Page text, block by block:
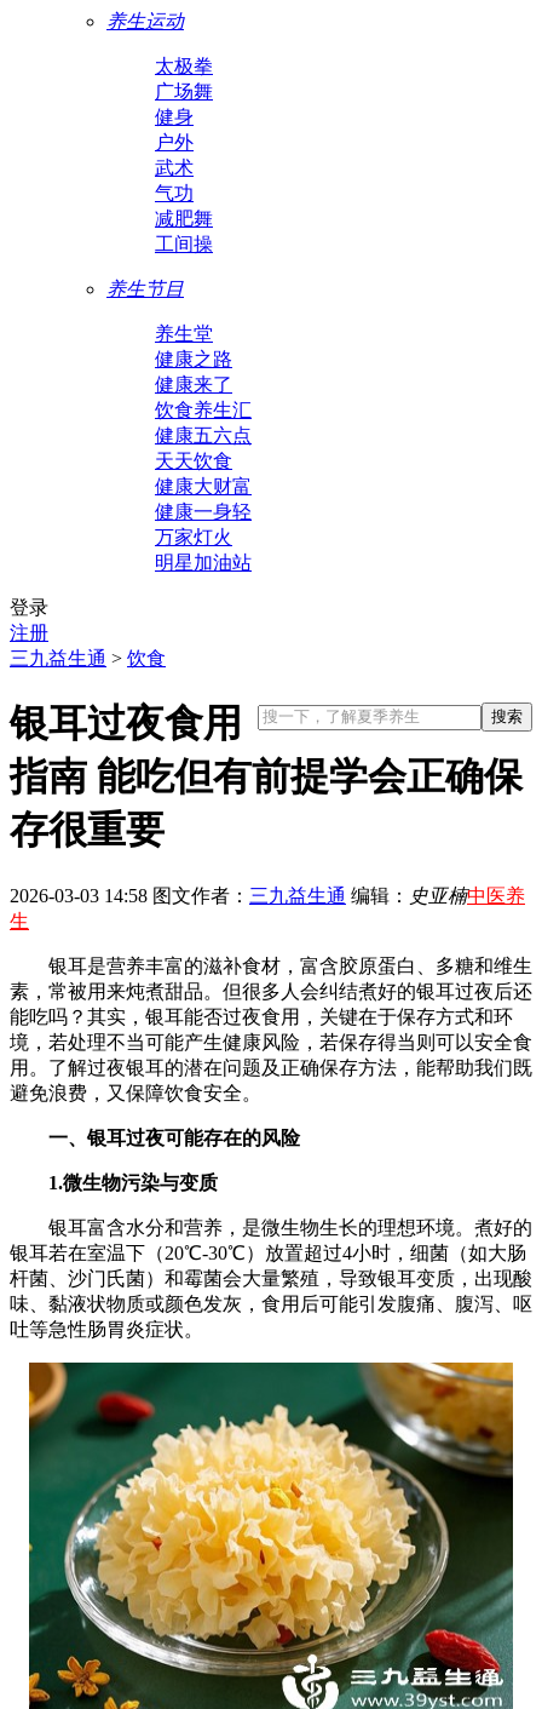
养生运动
太极拳
广场舞
健身
户外
武术
气功
减肥舞
工间操
养生节目
养生堂
健康之路
健康来了
饮食养生汇
健康五六点
天天饮食
健康大财富
健康一身轻
万家灯火
明星加油站
登录
注册
三九益生通 > 饮食
银耳过夜食用
指南 能吃但有前提学会正确保
存很重要
2026-03-03 14:58 图文作者： 三九益生通 编辑： 史亚楠中医养
生
银耳是营养丰富的滋补食材，富含胶原蛋白、多糖和维生
素，常被用来炖煮甜品。但很多人会纠结煮好的银耳过夜后还
能吃吗？其实，银耳能否过夜食用，关键在于保存方式和环
境，若处理不当可能产生健康风险，若保存得当则可以安全食
用。了解过夜银耳的潜在问题及正确保存方法，能帮助我们既
避免浪费，又保障饮食安全。
一、银耳过夜可能存在的风险
1.微生物污染与变质
银耳富含水分和营养，是微生物生长的理想环境。煮好的
银耳若在室温下（20℃-30℃）放置超过4小时，细菌（如大肠
杆菌、沙门氏菌）和霉菌会大量繁殖，导致银耳变质，出现酸
味、黏液状物质或颜色发灰，食用后可能引发腹痛、腹泻、呕
吐等急性肠胃炎症状。